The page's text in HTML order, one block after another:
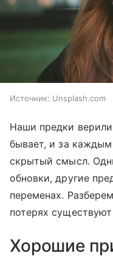
Источник: Unsplash.com
Наши предки
бывает, и за
скрытый смысл.
обновки, другие
переменах.
потерях
Хорошие